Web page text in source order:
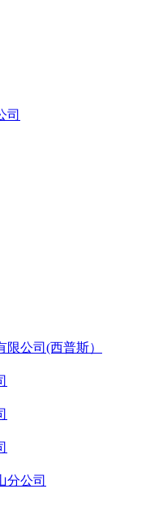
司
公司(西普斯）
分公司